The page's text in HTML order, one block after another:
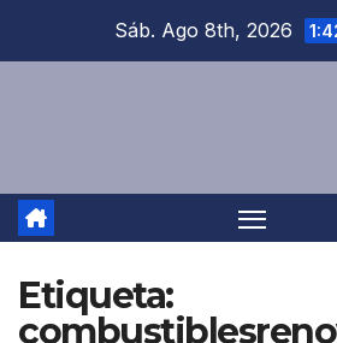
Sáb. Ago 8th, 2026
Etiqueta: